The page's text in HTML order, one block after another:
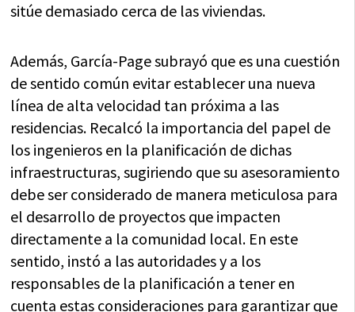
sitúe demasiado cerca de las viviendas.
Además, García-Page subrayó que es una cuestión
de sentido común evitar establecer una nueva
línea de alta velocidad tan próxima a las
residencias. Recalcó la importancia del papel de
los ingenieros en la planificación de dichas
infraestructuras, sugiriendo que su asesoramiento
debe ser considerado de manera meticulosa para
el desarrollo de proyectos que impacten
directamente a la comunidad local. En este
sentido, instó a las autoridades y a los
responsables de la planificación a tener en
cuenta estas consideraciones para garantizar que